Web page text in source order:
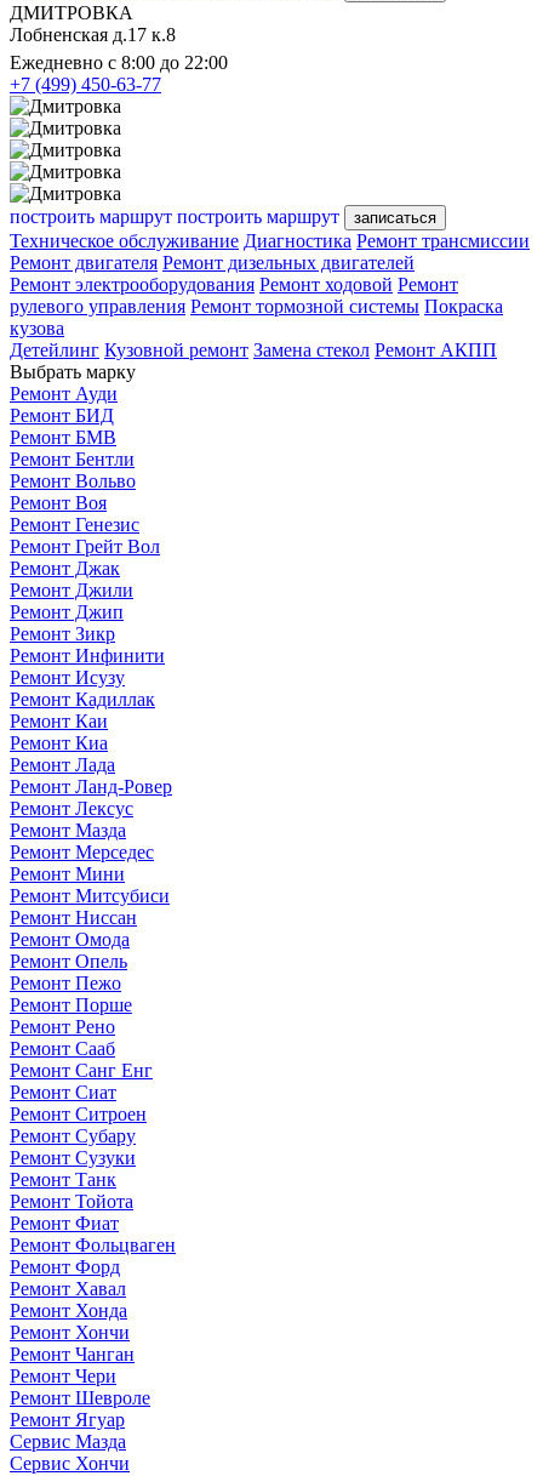
ДМИТРОВКА
Лобненская д.17 к.8
Ежедневно с 8:00 до 22:00
+7 (499) 450-63-77
построить маршрут построить маршрут записаться
Техническое обслуживание Диагностика Ремонт трансмиссии
Ремонт двигателя Ремонт дизельных двигателей
Ремонт электрооборудования Ремонт ходовой Ремонт
рулевого управления Ремонт тормозной системы Покраска
кузова
Детейлинг Кузовной ремонт Замена стекол Ремонт АКПП
Выбрать марку
Ремонт Ауди
Ремонт БИД
Ремонт БМВ
Ремонт Бентли
Ремонт Вольво
Ремонт Воя
Ремонт Генезис
Ремонт Грейт Вол
Ремонт Джак
Ремонт Джили
Ремонт Джип
Ремонт Зикр
Ремонт Инфинити
Ремонт Исузу
Ремонт Кадиллак
Ремонт Каи
Ремонт Киа
Ремонт Лада
Ремонт Ланд-Ровер
Ремонт Лексус
Ремонт Мазда
Ремонт Мерседес
Ремонт Мини
Ремонт Митсубиси
Ремонт Ниссан
Ремонт Омода
Ремонт Опель
Ремонт Пежо
Ремонт Порше
Ремонт Рено
Ремонт Сааб
Ремонт Санг Енг
Ремонт Сиат
Ремонт Ситроен
Ремонт Субару
Ремонт Сузуки
Ремонт Танк
Ремонт Тойота
Ремонт Фиат
Ремонт Фольцваген
Ремонт Форд
Ремонт Хавал
Ремонт Хонда
Ремонт Хончи
Ремонт Чанган
Ремонт Чери
Ремонт Шевроле
Ремонт Ягуар
Сервис Мазда
Сервис Хончи